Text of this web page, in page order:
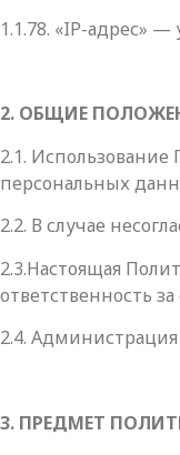
1.1.78. «IP-адрес»
2. ОБЩИЕ
2.1.
персональных
2.2. В случае
2.3.Настоящая
ответственность
2.4.
3. ПРЕДМЕТ